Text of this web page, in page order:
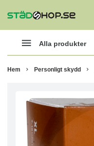
Alla produkter
Hem Personligt skydd